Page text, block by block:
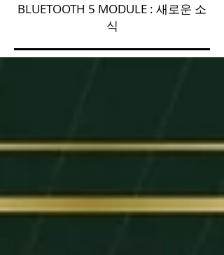
BLUETOOTH 5 MODULE : 새로운 소
식